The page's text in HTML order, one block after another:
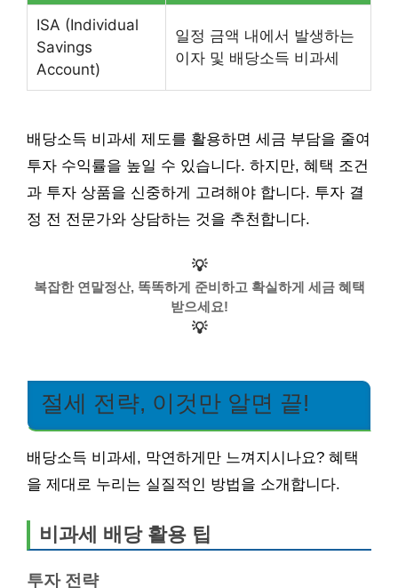
ISA (Individual
Savings
Account)
일정 금액 내에서 발생하는
이자 및 배당소득 비과세
배당소득 비과세 제도를 활용하면 세금 부담을 줄여
투자 수익률을 높일 수 있습니다. 하지만, 혜택 조건
과 투자 상품을 신중하게 고려해야 합니다. 투자 결
정 전 전문가와 상담하는 것을 추천합니다.
💡
복잡한 연말정산, 똑똑하게 준비하고 확실하게 세금 혜택
받으세요!
💡
절세 전략, 이것만 알면 끝!
배당소득 비과세, 막연하게만 느껴지시나요? 혜택
을 제대로 누리는 실질적인 방법을 소개합니다.
비과세 배당 활용 팁
투자 전략